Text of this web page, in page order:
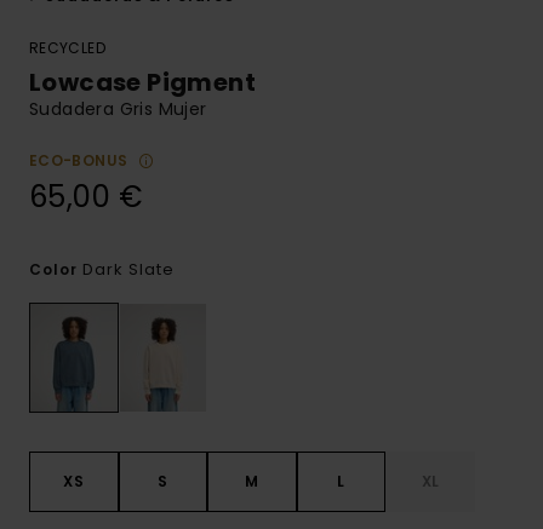
RECYCLED
Lowcase Pigment
Sudadera Gris Mujer
ECO-BONUS
65,00 €
Color Dark Slate
XS S M L XL